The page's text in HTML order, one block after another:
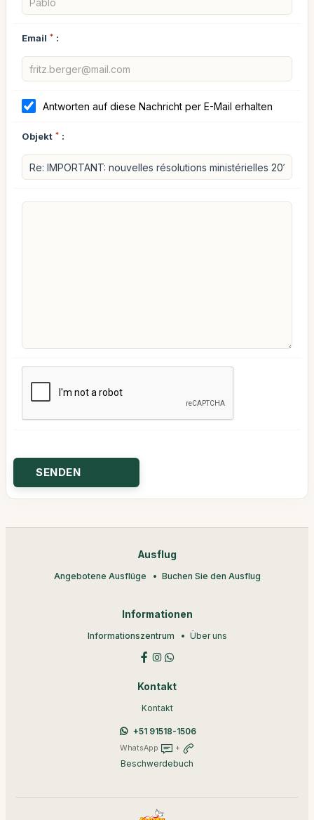
Email * :
Antworten auf diese Nachricht per E-Mail erhalten
Objekt * :
Ausflug
Angebotene Ausflüge Buchen Sie den Ausflug
Informationen
Informationszentrum Über uns
Kontakt
Kontakt
+51 91518-1506
WhatsApp +
Beschwerdebuch